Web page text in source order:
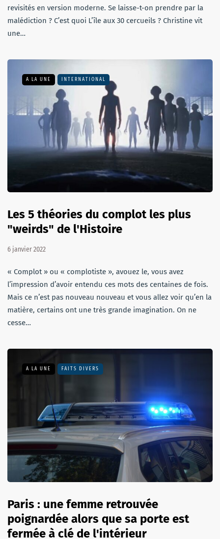
revisités en version moderne. Se laisse-t-on prendre par la
malédiction ? C’est quoi L’île aux 30 cercueils ? Christine vit
une…
A LA UNE INTERNATIONAL
Les 5 théories du complot les plus
"weirds" de l'Histoire
6 janvier 2022
« Complot » ou « complotiste », avouez le, vous avez
l’impression d’avoir entendu ces mots des centaines de fois.
Mais ce n’est pas nouveau nouveau et vous allez voir qu’en la
matière, certains ont une très grande imagination. On ne
cesse…
A LA UNE FAITS DIVERS
Paris : une femme retrouvée
poignardée alors que sa porte est
fermée à clé de l'intérieur